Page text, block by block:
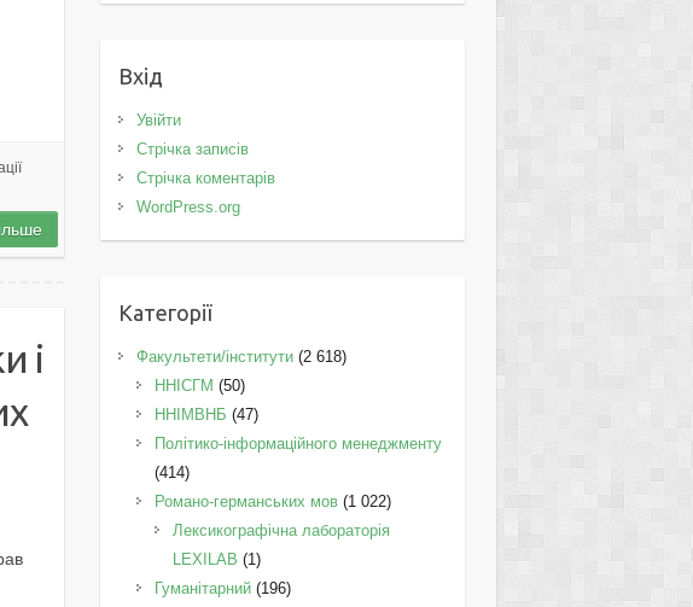
i
Вхід
Увійти
Стрічка записів
Стрічка коментарів
WordPress.org
Категорії
Факультети/інститути(2 618)
ННІСГМ (50)
ННІМВНБ (47)
Політико-інформаційного менеджменту
(414)
Романо-германських мов(1 022)
Лексикографічна лабораторія
LEXILAB (1)
Гуманітарний(196)